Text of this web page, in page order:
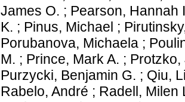
James O. ; Pearson, Hannah
K. ; Pinus, Michael ;
Porubanova, Michaela ;
M. ; Prince, Mark A. ; Protzko,
Purzycki, Benjamin G. ; Qiu,
Rabelo, André ; Radell, Milen